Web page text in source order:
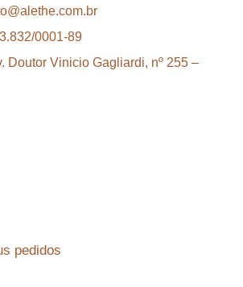
0001-89
Doutor Vinicio Gagliardi, nº 255 –
pedidos